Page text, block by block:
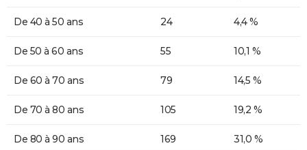
De 40 à 50 ans 24 4,4 %
De 50 à 60 ans 55 10,1 %
De 60 à 70 ans 79 14,5 %
De 70 à 80 ans 105 19,2 %
De 80 à 90 ans 169 31,0 %